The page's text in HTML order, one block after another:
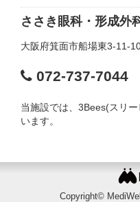
ささき眼科・形成外
大阪府箕面市船場東3-11-
072-737-7044
当施設では、3Bees(スリ
います。
Copyright©